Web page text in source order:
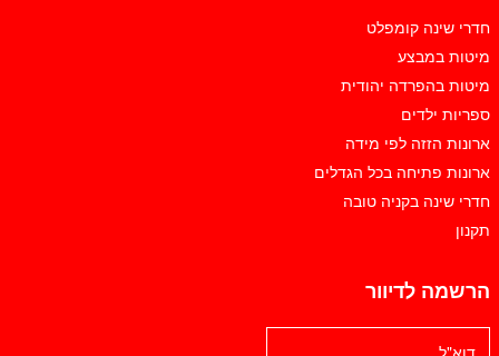
חדרי שינה קומפלט
מיטות במבצע
מיטות בהפרדה יהודית
ספריות ילדים
ארונות הזזה לפי מידה
ארונות פתיחה בכל הגדלים
חדרי שינה בקניה טובה
תקנון
הרשמה לדיוור